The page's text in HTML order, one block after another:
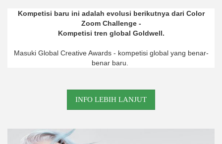
Kompetisi baru ini adalah evolusi berikutnya dari Color
Zoom Challenge -
Kompetisi tren global Goldwell.
Masuki Global Creative Awards - kompetisi global yang benar-
benar baru.
INFO LEBIH LANJUT